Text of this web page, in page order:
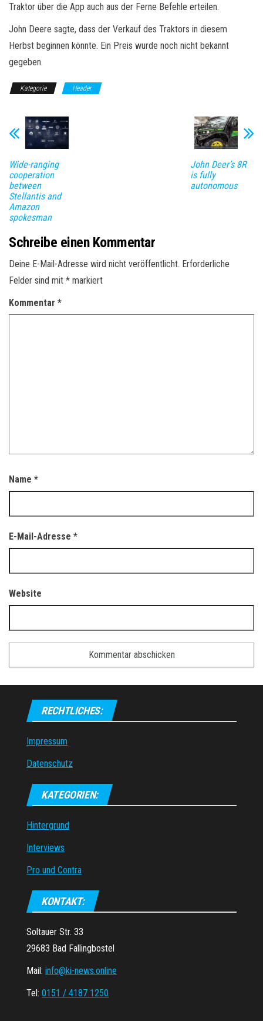
Traktor über die App auch aus der Ferne Befehle erteilen.
John Deere sagte, dass der Verkauf des Traktors in diesem
Herbst beginnen könnte. Ein Preis wurde noch nicht bekannt
gegeben.
Kategorie Header
Wide-ranging
cooperation
between
Stellantis and
Amazon
spokesman
John Deer’s 8R
is fully
autonomous
Schreibe einen Kommentar
Deine E-Mail-Adresse wird nicht veröffentlicht. Erforderliche
Felder sind mit * markiert
Kommentar *
Name *
E-Mail-Adresse *
Website
RECHTLICHES:
Impressum
Datenschutz
KATEGORIEN:
Hintergrund
Interviews
Pro und Contra
KONTAKT:
Soltauer Str. 33
29683 Bad Fallingbostel
Mail: info@ki-news.online
Tel: 0151 / 4187 1250